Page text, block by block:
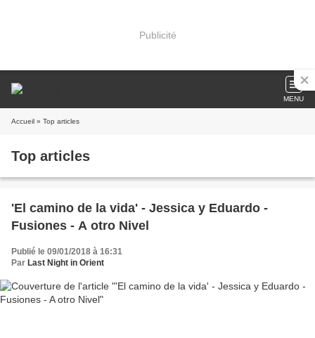
Publicité
MENU
Accueil » Top articles
Top articles
'El camino de la vida' - Jessica y Eduardo -
Fusiones - A otro Nivel
Publié le 09/01/2018 à 16:31
Par Last Night in Orient